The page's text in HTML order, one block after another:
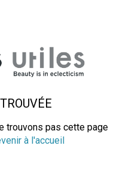
trouvons pas cette page
à l'accueil